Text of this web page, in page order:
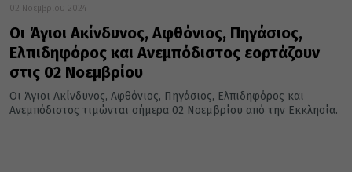
02 Νοεμβρίου 2024
Oι Άγιοι Ακίνδυνος, Αφθόνιος, Πηγάσιος,
Ελπιδηφόρος και Ανεμπόδιστος εορτάζουν
στις 02 Νοεμβρίου
Οι Άγιοι Ακίνδυνος, Αφθόνιος, Πηγάσιος, Ελπιδηφόρος και
Ανεμπόδιστος τιμώνται σήμερα 02 Νοεμβρίου από την Εκκλησία.